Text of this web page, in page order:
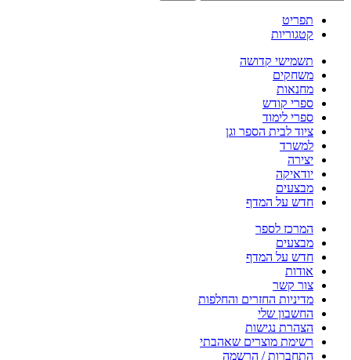
תפריט
קטגוריות
תשמישי קדושה
משחקים
מחנאות
ספרי קודש
ספרי לימוד
ציוד לבית הספר וגן
למשרד
יצירה
יודאיקה
מבצעים
חדש על המדף
המרכז לספר
מבצעים
חדש על המדף
אודות
צור קשר
מדיניות החזרים והחלפות
החשבון שלי
הצהרת נגישות
רשימת מוצרים שאהבתי
התחברות / הרשמה